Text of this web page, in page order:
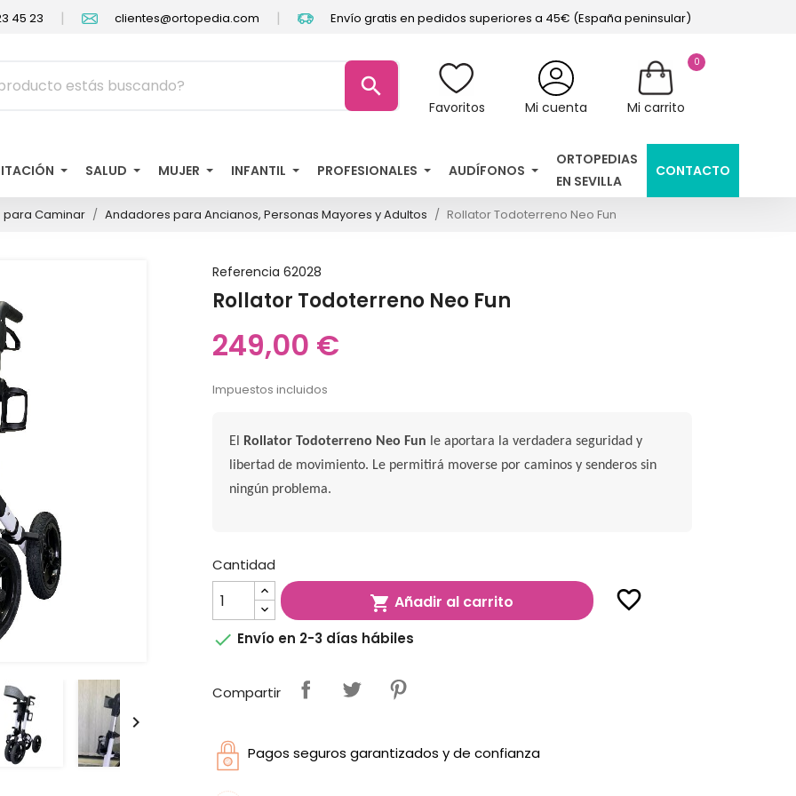
45 23 | clientes@ortopedia.com | Envío gratis en pedidos superiores a 45€ (España peninsular)
search
0
Mi carrito
Mi cuenta
Favoritos
SALUD MUJER INFANTIL PROFESIONALES AUDÍFONOS
ORTOPEDIAS
EN SEVILLA
CONTACTO
para Caminar Andadores para Ancianos, Personas Mayores y Adultos Rollator Todoterreno Neo Fun

Referencia 62028
Rollator Todoterreno Neo Fun
249,00 €
Impuestos incluidos
El Rollator Todoterreno Neo Fun le aportara la verdadera seguridad y
libertad de movimiento. Le permitirá moverse por caminos y senderos sin
ningún problema.
Cantidad
 Añadir al carrito favorite_border
 Envío en 2-3 días hábiles
Compartir
Pagos seguros garantizados y de confianza